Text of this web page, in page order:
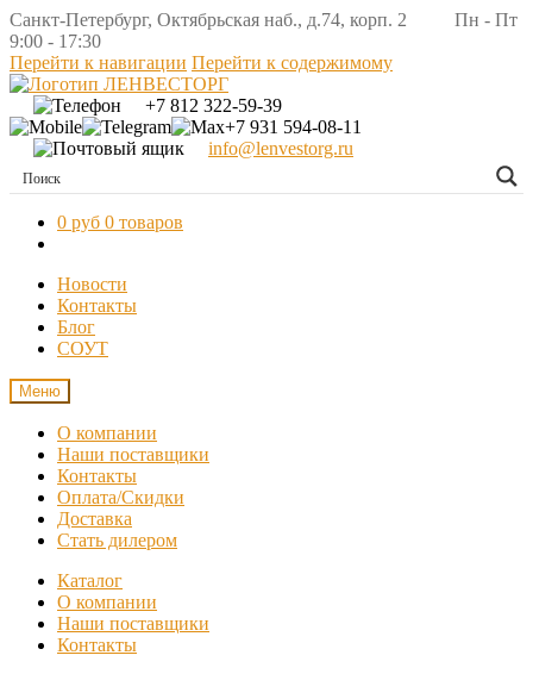
Санкт-Петербург, Октябрьская наб., д.74, корп. 2 Пн - Пт
9:00 - 17:30
Перейти к навигации Перейти к содержимому
+7 812 322-59-39
+7 931 594-08-11
info@lenvestorg.ru
0 руб 0 товаров
Новости
Контакты
Блог
СОУТ
Меню
О компании
Наши поставщики
Контакты
Оплата/Скидки
Доставка
Стать дилером
Каталог
О компании
Наши поставщики
Контакты